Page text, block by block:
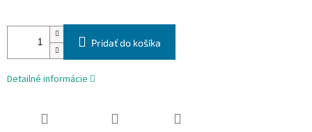
Pridať do košíka
Detailné informácie